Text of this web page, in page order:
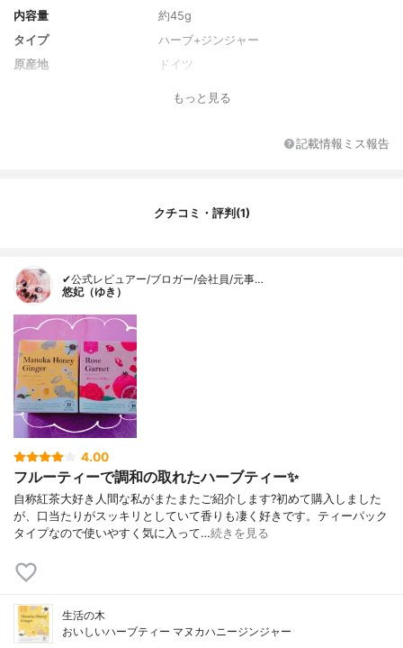
内容量
約45g
タイプ
ハーブ+ジンジャー
原産地
ドイツ
ジンジャー,レモングラス,アップルなど
もっと見る
記載情報ミス報告
クチコミ・評判(1)
✔公式レビュアー/ブロガー/会社員/元事…
悠妃（ゆき）
4.00
フルーティーで調和の取れたハーブティー✨
自称紅茶大好き人間な私がまたまたご紹介します?初めて購入しました
が、口当たりがスッキリとしていて香りも凄く好きです。ティーパック
タイプなので使いやすく気に入って…続きを見る
生活の木
おいしいハーブティー マヌカハニージンジャー